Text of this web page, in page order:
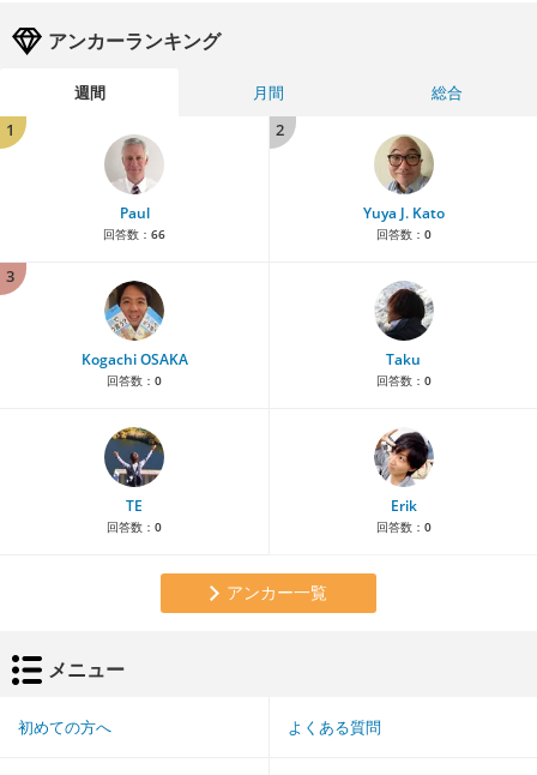
アンカーランキング
週間 月間
総合
1
Paul
回答数： 66
2
Yuya J. Kato
回答数： 0
3
Kogachi OSAKA
回答数： 0
Taku
回答数： 0
TE
回答数： 0
Erik
回答数： 0
アンカー一覧
メニュー
初めての方へ よくある質問